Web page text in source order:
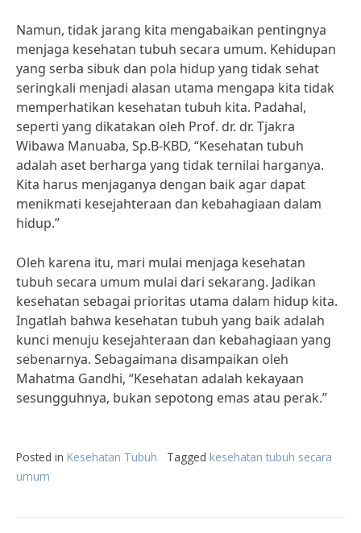
Namun, tidak jarang kita mengabaikan pentingnya
menjaga kesehatan tubuh secara umum. Kehidupan
yang serba sibuk dan pola hidup yang tidak sehat
seringkali menjadi alasan utama mengapa kita tidak
memperhatikan kesehatan tubuh kita. Padahal,
seperti yang dikatakan oleh Prof. dr. dr. Tjakra
Wibawa Manuaba, Sp.B-KBD, “Kesehatan tubuh
adalah aset berharga yang tidak ternilai harganya.
Kita harus menjaganya dengan baik agar dapat
menikmati kesejahteraan dan kebahagiaan dalam
hidup.”
Oleh karena itu, mari mulai menjaga kesehatan
tubuh secara umum mulai dari sekarang. Jadikan
kesehatan sebagai prioritas utama dalam hidup kita.
Ingatlah bahwa kesehatan tubuh yang baik adalah
kunci menuju kesejahteraan dan kebahagiaan yang
sebenarnya. Sebagaimana disampaikan oleh
Mahatma Gandhi, “Kesehatan adalah kekayaan
sesungguhnya, bukan sepotong emas atau perak.”
Posted in Kesehatan Tubuh Tagged kesehatan tubuh secara
umum